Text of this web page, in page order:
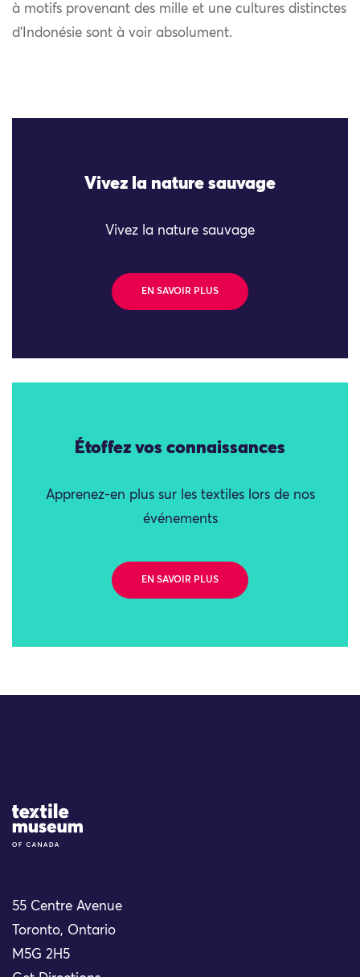
à motifs provenant des mille et une cultures distinctes
d’Indonésie sont à voir absolument.
Vivez la nature sauvage
Vivez la nature sauvage
EN SAVOIR PLUS
Étoffez vos connaissances
Apprenez-en plus sur les textiles lors de nos
événements
EN SAVOIR PLUS
Site Logo
55 Centre Avenue
Toronto, Ontario
M5G 2H5